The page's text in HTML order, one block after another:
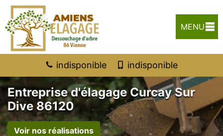
MENU
indisponible indisponible
Entreprise d'élagage Curcay Sur
Dive 86120
Voir nos réalisations